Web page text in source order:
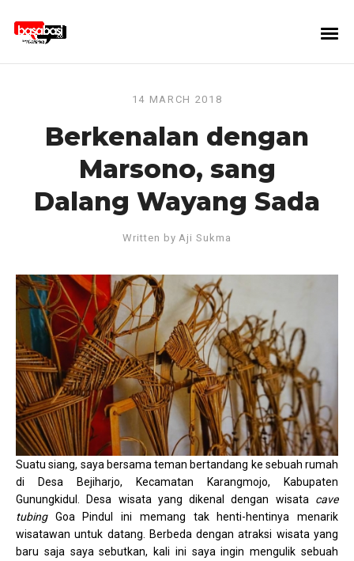
14 MARCH 2018
Berkenalan dengan
Marsono, sang
Dalang Wayang Sada
Written byAji Sukma
Suatu siang, saya bersama teman bertandang ke sebuah rumah
di Desa Bejiharjo, Kecamatan Karangmojo, Kabupaten
Gunungkidul. Desa wisata yang dikenal dengan wisata cave
tubingGoa Pindul ini memang tak henti-hentinya menarik
wisatawan untuk datang. Berbeda dengan atraksi wisata yang
baru saja saya sebutkan, kali ini saya ingin mengulik sebuah